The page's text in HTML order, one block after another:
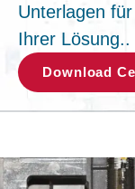
Unterlagen
Ihrer Lösung..
Download